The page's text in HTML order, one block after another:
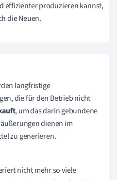
effizienter produzieren kannst,
die Neuen.
langfristige
die für den Betrieb nicht
, um das darin gebundene
dienen im
zu generieren.
nicht mehr so viele